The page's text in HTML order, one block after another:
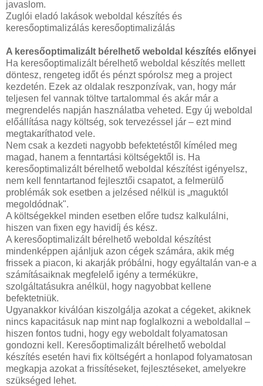
javaslom.
Zuglói eladó lakások weboldal készítés és
keresőoptimalizálás keresőoptimalizálás
A keresőoptimalizált bérelhető weboldal készítés előnyei
Ha keresőoptimalizált bérelhető weboldal készítés mellett
döntesz, rengeteg időt és pénzt spórolsz meg a project
kezdetén. Ezek az oldalak reszponzívak, van, hogy már
teljesen fel vannak töltve tartalommal és akár már a
megrendelés napján használatba veheted. Egy új weboldal
előállítása nagy költség, sok tervezéssel jár – ezt mind
megtakaríthatod vele.
Nem csak a kezdeti nagyobb befektetéstől kíméled meg
magad, hanem a fenntartási költségektől is. Ha
keresőoptimalizált bérelhető weboldal készítést igényelsz,
nem kell fenntartanod fejlesztői csapatot, a felmerülő
problémák sok esetben a jelzésed nélkül is „maguktól
megoldódnak".
A költségekkel minden esetben előre tudsz kalkulálni,
hiszen van fixen egy havidíj és kész.
A keresőoptimalizált bérelhető weboldal készítést
mindenképpen ajánljuk azon cégek számára, akik még
frissek a piacon, ki akarják próbálni, hogy egyáltalán van-e a
számításaiknak megfelelő igény a termékükre,
szolgáltatásukra anélkül, hogy nagyobbat kellene
befektetniük.
Ugyanakkor kiválóan kiszolgálja azokat a cégeket, akiknek
nincs kapacitásuk nap mint nap foglalkozni a weboldallal –
hiszen fontos tudni, hogy egy weboldalt folyamatosan
gondozni kell. Keresőoptimalizált bérelhető weboldal
készítés esetén havi fix költségért a honlapod folyamatosan
megkapja azokat a frissítéseket, fejlesztéseket, amelyekre
szükséged lehet.